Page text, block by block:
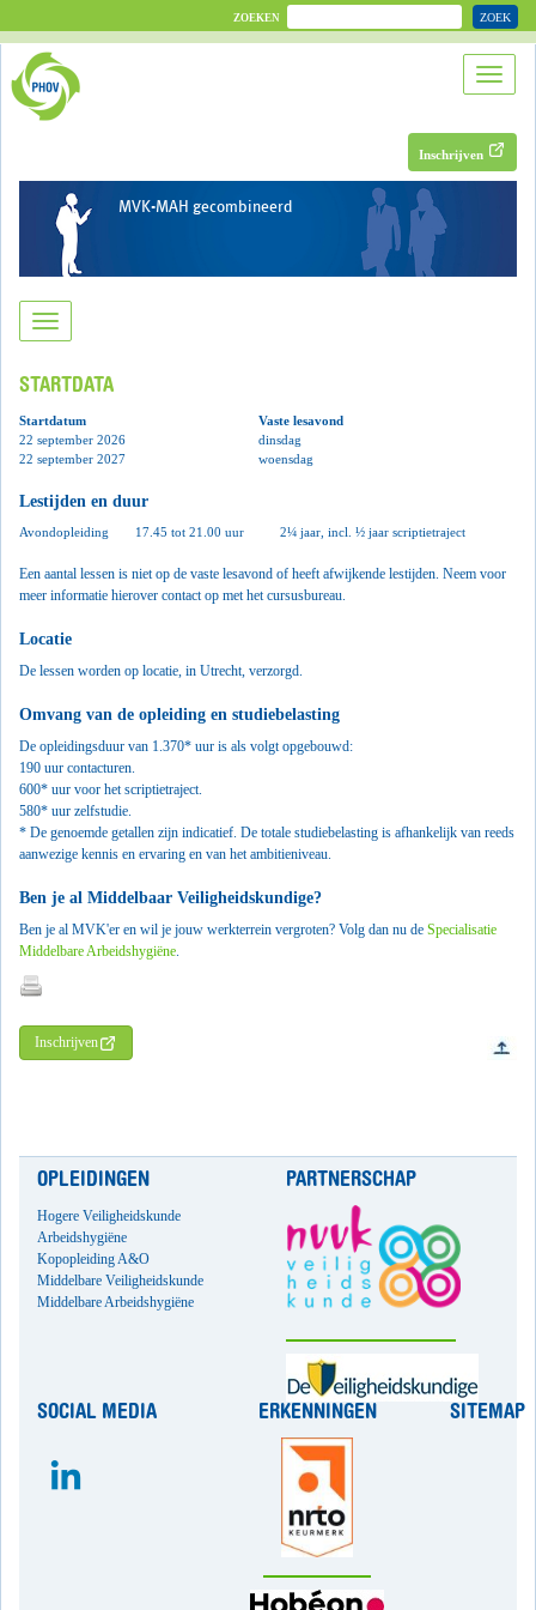
ZOEKEN ZOEK
Inschrijven
MVK-MAH gecombineerd
STARTDATA
Startdatum
Vaste lesavond
22 september 2026
dinsdag
22 september 2027
woensdag
Lestijden en duur
Avondopleiding 17.45 tot 21.00 uur 2¼ jaar , incl. ½ jaar scriptietraject
Een aantal lessen is niet op de vaste lesavond of heeft afwijkende lestijden. Neem voor
meer informatie hierover contact op met het cursusbureau.
Locatie
De lessen worden op locatie, in Utrecht, verzorgd.
Omvang van de opleiding en studiebelasting
De opleidingsduur van 1.370* uur is als volgt opgebouwd:
190 uur contacturen.
600* uur voor het scriptietraject.
580* uur zelfstudie.
* De genoemde getallen zijn indicatief. De totale studiebelasting is afhankelijk van reeds
aanwezige kennis en ervaring en van het ambitieniveau.
Ben je al Middelbaar Veiligheidskundige?
Ben je al MVK'er en wil je jouw werkterrein vergroten? Volg dan nu de Specialisatie
Middelbare Arbeidshygiëne.
Inschrijven
OPLEIDINGEN
Hogere Veiligheidskunde
Arbeidshygiëne
Kopopleiding A&O
Middelbare Veiligheidskunde
Middelbare Arbeidshygiëne
PARTNERSCHAP
SOCIAL MEDIA ERKENNINGEN SITEMAP